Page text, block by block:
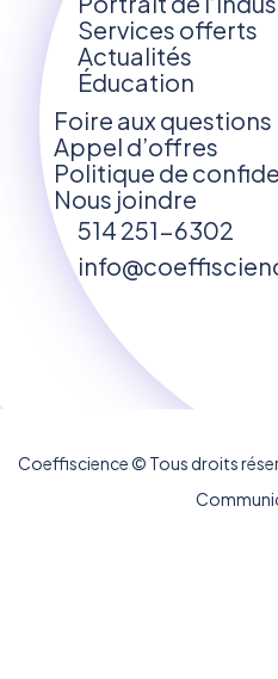
Services offerts
Actualités
Éducation
Foire aux questions
Appel d’offres
Politique de
Nous joindre
514 251-6302
Coeffiscience © Tous droits